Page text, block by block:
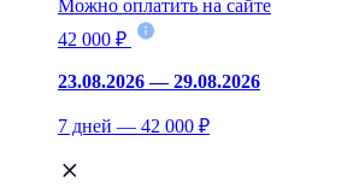
Можно оплатить на сайте
42 000 ₽
23.08.2026 — 29.08.2026
7 дней — 42 000 ₽